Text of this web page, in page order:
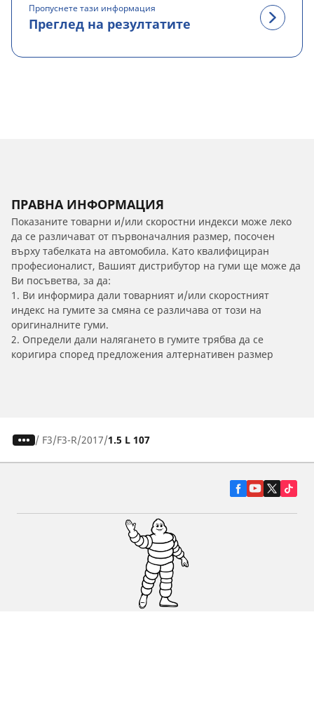
Пропуснете тази информация
Преглед на резултатите
ПРАВНА ИНФОРМАЦИЯ
Показаните товарни и/или скоростни индекси може леко
да се различават от първоначалния размер, посочен
върху табелката на автомобила. Като квалифициран
професионалист, Вашият дистрибутор на гуми ще може да
Ви посъветва, за да:
1. Ви информира дали товарният и/или скоростният
индекс на гумите за смяна се различава от този на
оригиналните гуми.
2. Определи дали налягането в гумите трябва да се
коригира според предложения алтернативен размер
/ F3 F3-R 2017 1.5 L 107